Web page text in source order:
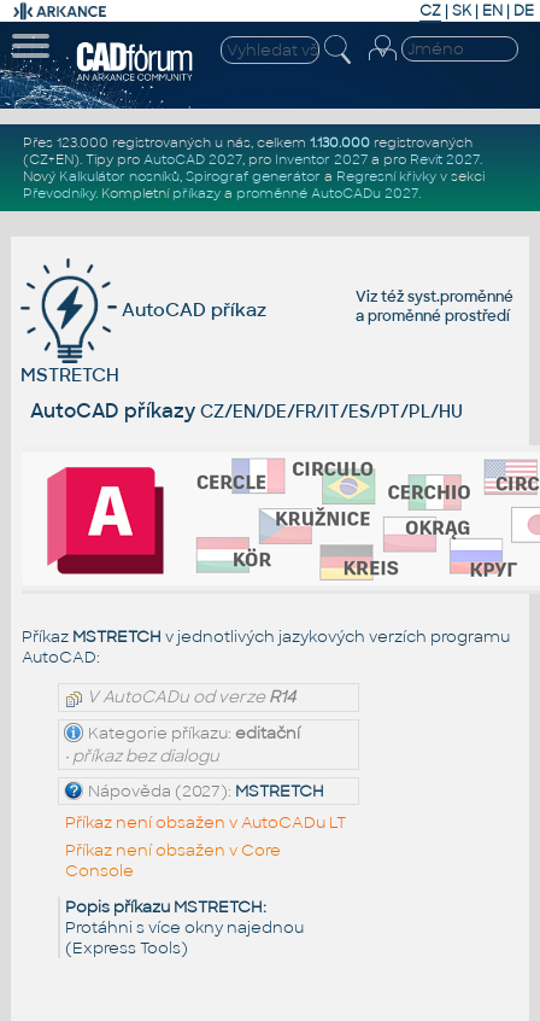
CZ | SK| EN | DE
Přes 123.000 registrovaných u nás, celkem 1.130.000registrovaných
(CZ+EN). Tipy pro AutoCAD 2027, pro Inventor 2027a pro Revit 2027.
Nový Kalkulátor nosníků, Spirograf generátor a Regresní křivkyv sekci
Převodníky. Kompletní příkazya proměnné AutoCADu 2027.
Viz téžsyst.proměnné
aproměnné prostředí
AutoCAD příkaz
MSTRETCH
AutoCAD příkazy CZ/EN/DE/FR/IT/ES/PT/PL/HU
Příkaz MSTRETCH v jednotlivých jazykových verzích programu
AutoCAD:
V AutoCADu od verzeR14
Kategorie příkazu: editační
• příkaz bez dialogu
Nápověda (2027): MSTRETCH
Příkaz není obsažen v AutoCADu LT
Příkaz není obsažen v Core
Console
Popis příkazu MSTRETCH:
Protáhni s více okny najednou
(Express Tools)